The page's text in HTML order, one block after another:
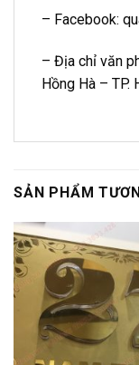
– Facebook:
– Địa chỉ văn
Hồng Hà – TP.
SẢN PHẨM